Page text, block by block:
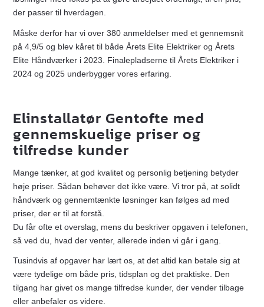
der passer til hverdagen.
Måske derfor har vi over 380 anmeldelser med et gennemsnit
på 4,9/5 og blev kåret til både Årets Elite Elektriker og Årets
Elite Håndværker i 2023. Finalepladserne til Årets Elektriker i
2024 og 2025 underbygger vores erfaring.
Elinstallatør Gentofte med
gennemskuelige priser og
tilfredse kunder
Mange tænker, at god kvalitet og personlig betjening betyder
høje priser. Sådan behøver det ikke være. Vi tror på, at solidt
håndværk og gennemtænkte løsninger kan følges ad med
priser, der er til at forstå.
Du får ofte et overslag, mens du beskriver opgaven i telefonen,
så ved du, hvad der venter, allerede inden vi går i gang.
Tusindvis af opgaver har lært os, at det altid kan betale sig at
være tydelige om både pris, tidsplan og det praktiske. Den
tilgang har givet os mange tilfredse kunder, der vender tilbage
eller anbefaler os videre.